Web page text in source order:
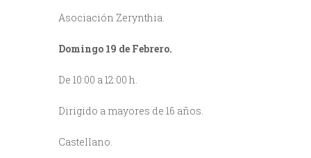
Asociación Zerynthia.
Domingo 19 de Febrero.
De 10:00 a 12:00 h.
Dirigido a mayores de 16 años.
Castellano.